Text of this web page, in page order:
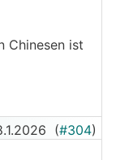
Chinesen ist
(#304)